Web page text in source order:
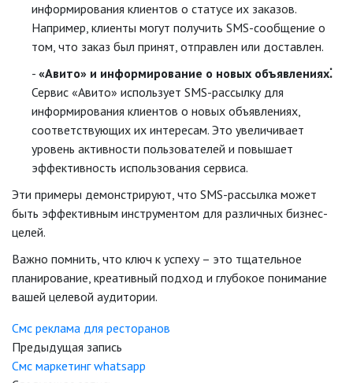
информирования клиентов о статусе их заказов.
Например, клиенты могут получить SMS-сообщение о
том, что заказ был принят, отправлен или доставлен.
«Авито» и информирование о новых объявлениях⁚
Сервис «Авито» использует SMS-рассылку для
информирования клиентов о новых объявлениях,
соответствующих их интересам. Это увеличивает
уровень активности пользователей и повышает
эффективность использования сервиса.
Эти примеры демонстрируют, что SMS-рассылка может
быть эффективным инструментом для различных бизнес-
целей.
Важно помнить, что ключ к успеху – это тщательное
планирование, креативный подход и глубокое понимание
вашей целевой аудитории.
Смс реклама для ресторанов
Предыдущая запись
Смс маркетинг whatsapp